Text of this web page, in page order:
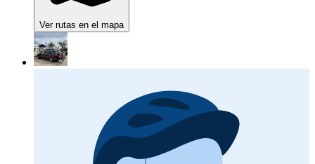
Ver rutas en el mapa